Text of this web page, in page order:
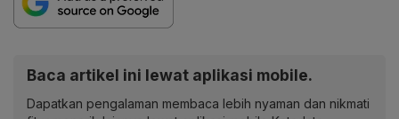
Baca artikel ini lewat aplikasi mobile.
Dapatkan pengalaman membaca lebih nyaman dan nikmati